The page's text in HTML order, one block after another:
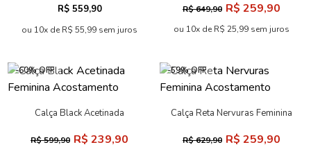
R$ 559,90
ou 10x de R$ 55,99 sem juros
R$ 649,90 R$ 259,90
ou 10x de R$ 25,99 sem juros
-60% OFF
Calça Black Acetinada
R$ 599,90 R$ 239,90
-59% OFF
Calça Reta Nervuras Feminina
R$ 629,90 R$ 259,90